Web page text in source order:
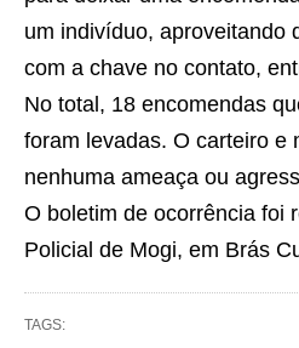
um indivíduo, aproveitando
com a chave no contato,
No total, 18 encomendas
foram levadas. O carteiro e
nenhuma ameaça ou
O boletim de ocorrência foi
Policial de Mogi, em Brás
TAGS: